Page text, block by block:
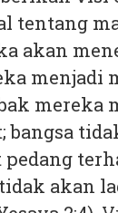
tentang
akan
menjadi
mereka
bangsa
akan